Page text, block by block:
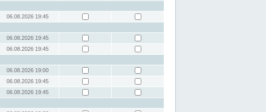
06.08.2026 19:45
06.08.2026 19:45
06.08.2026 19:45
06.08.2026 19:00
06.08.2026 19:45
06.08.2026 19:45